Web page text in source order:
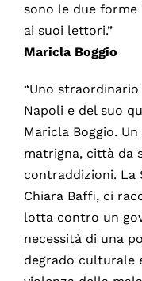
sono le due forme
ai suoi lettori.”
Maricla Boggio
“Uno
Napoli e del suo
Maricla Boggio.
matrigna, città da
contraddizioni. La
Chiara Baffi, ci
lotta contro un
necessità di una
degrado culturale